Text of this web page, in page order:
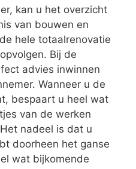
kan u het overzicht
van bouwen en
hele totaalrenovatie
Bij de
advies inwinnen
Wanneer u de
bespaart u heel wat
van de werken
nadeel is dat u
doorheen het ganse
wat bijkomende